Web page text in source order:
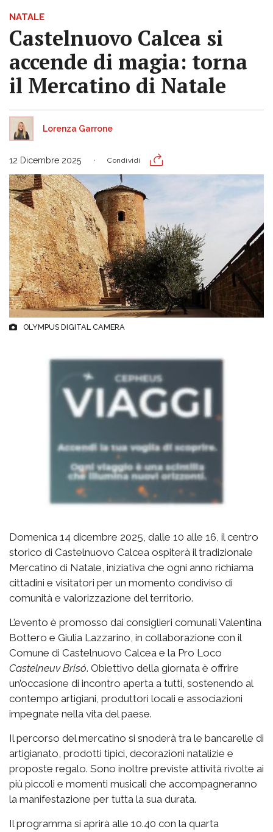
NATALE
Castelnuovo Calcea si
accende di magia: torna
il Mercatino di Natale
Lorenza Garrone
12 Dicembre 2025 Condividi
OLYMPUS DIGITAL CAMERA
Domenica 14 dicembre 2025, dalle 10 alle 16, il centro
storico di Castelnuovo Calcea ospiterà il tradizionale
Mercatino di Natale, iniziativa che ogni anno richiama
cittadini e visitatori per un momento condiviso di
comunità e valorizzazione del territorio.
L’evento è promosso dai consiglieri comunali Valentina
Bottero e Giulia Lazzarino, in collaborazione con il
Comune di Castelnuovo Calcea e la Pro Loco
Castelneuv Brisó. Obiettivo della giornata è offrire
un’occasione di incontro aperta a tutti, sostenendo al
contempo artigiani, produttori locali e associazioni
impegnate nella vita del paese.
Il percorso del mercatino si snoderà tra le bancarelle di
artigianato, prodotti tipici, decorazioni natalizie e
proposte regalo. Sono inoltre previste attività rivolte ai
più piccoli e momenti musicali che accompagneranno
la manifestazione per tutta la sua durata.
Il programma si aprirà alle 10.40 con la quarta